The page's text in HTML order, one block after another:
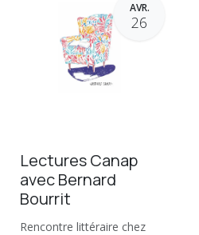
AVR.
26
Lectures Canap
avec Bernard
Bourrit
Rencontre littéraire chez